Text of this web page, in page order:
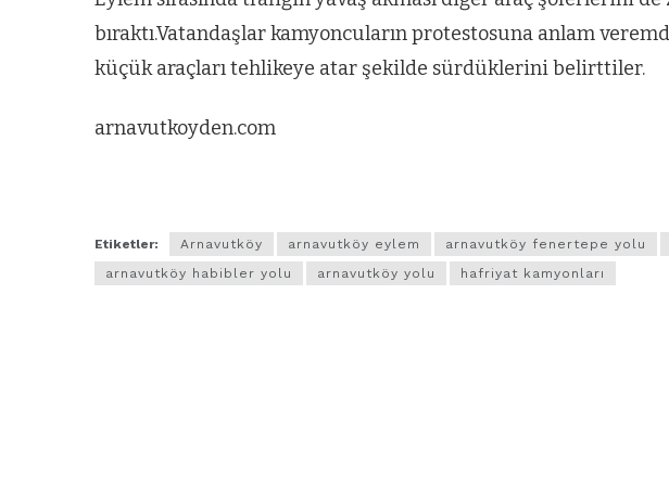
bıraktı.Vatandaşlar kamyoncuların protestosuna anlam
küçük araçları tehlikeye atar şekilde sürdüklerini belirttiler.
arnavutkoyden.com
Etiketler: Arnavutköy arnavutköy eylem arnavutköy fenertepe yolu
arnavutköy habibler yolu
arnavutköy yolu hafriyat kamyonları